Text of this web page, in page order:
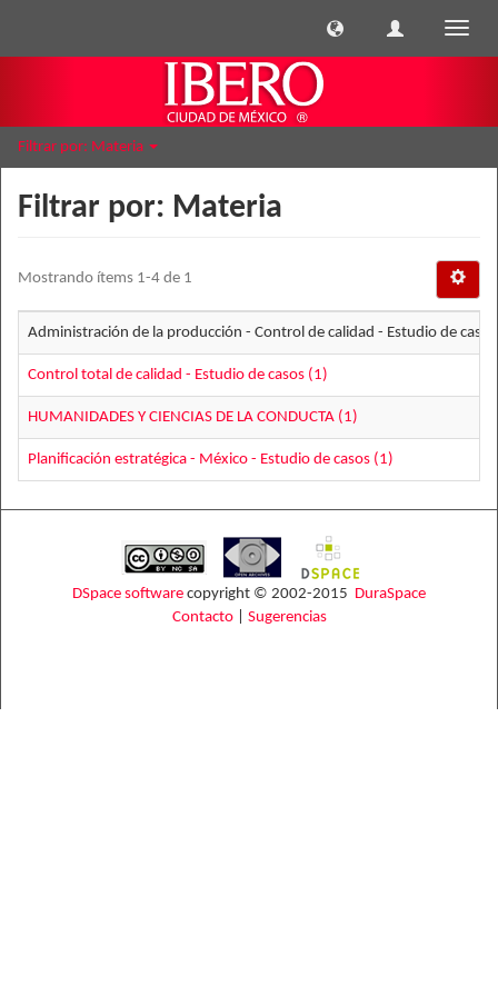
Filtrar por: Materia
Filtrar por: Materia
Mostrando ítems 1-4 de 1
Administración de la producción - Control de calidad - Estudio de
Control total de calidad - Estudio de casos (1)
HUMANIDADES Y CIENCIAS DE LA CONDUCTA (1)
Planificación estratégica - México - Estudio de casos (1)
DSpace software copyright © 2002-2015 DuraSpace
Contacto| Sugerencias